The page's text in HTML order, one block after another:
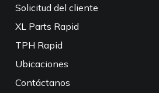
Solicitud del cliente
XL Parts Rapid
TPH Rapid
Ubicaciones
Contáctanos